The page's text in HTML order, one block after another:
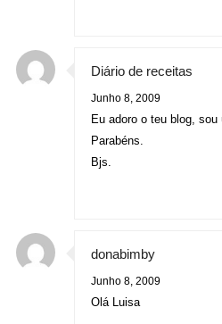
Diário de receitas
Junho 8, 2009
Eu adoro o teu blog,
Parabéns.
Bjs.
donabimby
Junho 8, 2009
Olá Luisa